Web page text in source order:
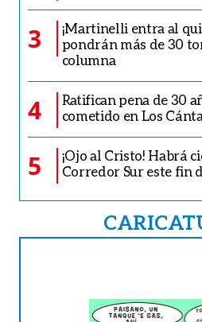
3
¡Martinelli entra al
pondrán más de 30
columna
4
Ratifican pena de 30
cometido en Los
5
¡Ojo al Cristo! Habrá
Corredor Sur este fin